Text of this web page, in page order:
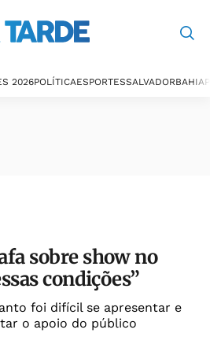
2026POLÍTICAESPORTESSALVADORBAHIA
sobre show no
condições”
foi difícil se apresentar e
o apoio do público